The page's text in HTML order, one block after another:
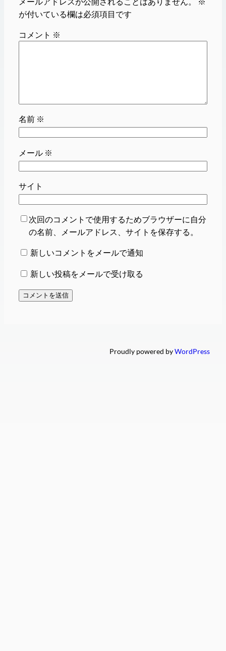
が付いている欄は必須項目です
コメント ※
名前 ※
メール ※
サイト
次回のコメントで使用するためブラウザーに自分
の名前、メールアドレス、サイトを保存する。
新しいコメントをメールで通知
新しい投稿をメールで受け取る
Proudly powered byWordPress